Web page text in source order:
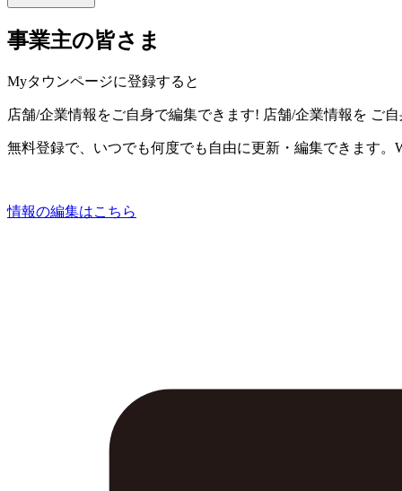
事業主の皆さま
Myタウンページに登録すると
店舗/企業情報をご自身で編集できます! 店舗/企業情報を ご
無料登録で、いつでも何度でも自由に更新・編集できます。
情報の編集はこちら